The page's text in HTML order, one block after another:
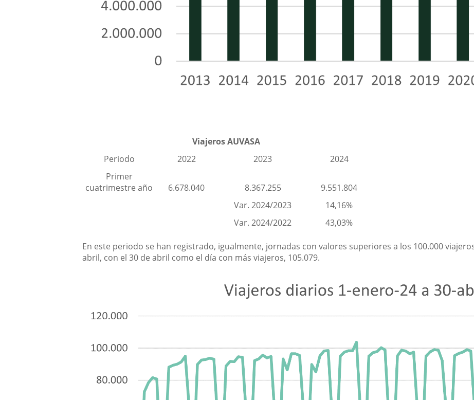
Viajeros AUVASA
Periodo
2022 2023
2024
Primer
cuatrimestre año
6.678.040 8.367.255
9.551.804
Var. 2024/2023
14,16%
Var. 2024/2022
43,03%
En este periodo se han registrado, igualmente, jornadas con valores superiores a los 100.000
abril, con el 30 de abril como el día con más viajeros, 105.079.